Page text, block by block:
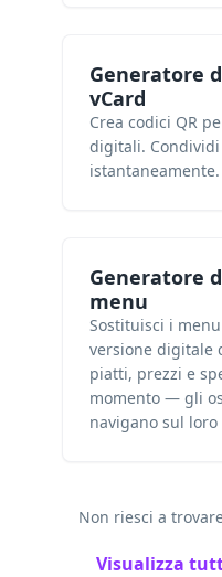
Generatore
vCard
Crea codici QR
digitali.
istantaneamente.
Generatore
menu
Sostituisci i
versione digitale
piatti, prezzi e
momento — gli
navigano sul loro
Non riesci a
Visualizza